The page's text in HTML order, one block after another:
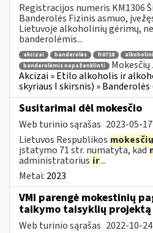
Registracijos numeris KM1306
Banderolės Fizinis asmuo,
Lietuvoje alkoholinių gėrimų,
banderolėmis...
akcizai banderolės fr0718
banderolėmis nepaženklinti
Akcizai » Etilo alkoholis ir
skyriaus I skirsnis) »
Susitarimai dėl mokesčio
Web turinio sąrašas 2023-05-17
Lietuvos Respublikos mokesčių
įstatymo 71 str. numatyta, kad
administratorius ir...
Metai: 2023
VMI parengė mokestinių
taikymo taisyklių projektą
Web turinio sąrašas 2022-10-24